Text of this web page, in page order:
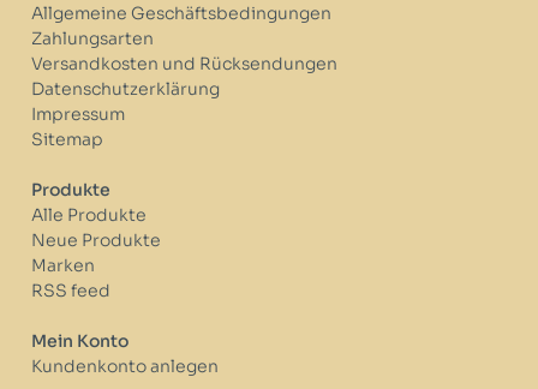
Allgemeine Geschäftsbedingungen
Zahlungsarten
Versandkosten und Rücksendungen
Datenschutzerklärung
Impressum
Sitemap
Produkte
Alle Produkte
Neue Produkte
Marken
RSS feed
Mein Konto
Kundenkonto anlegen